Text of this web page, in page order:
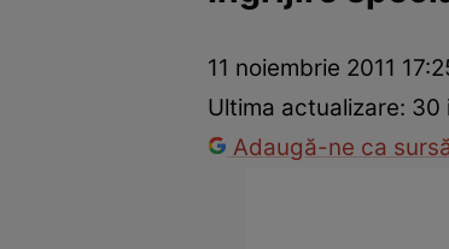
Vedete internaționaleVedete românești
11 noiembrie 2011
Ultima actualizare: 30
Adaugă-ne ca